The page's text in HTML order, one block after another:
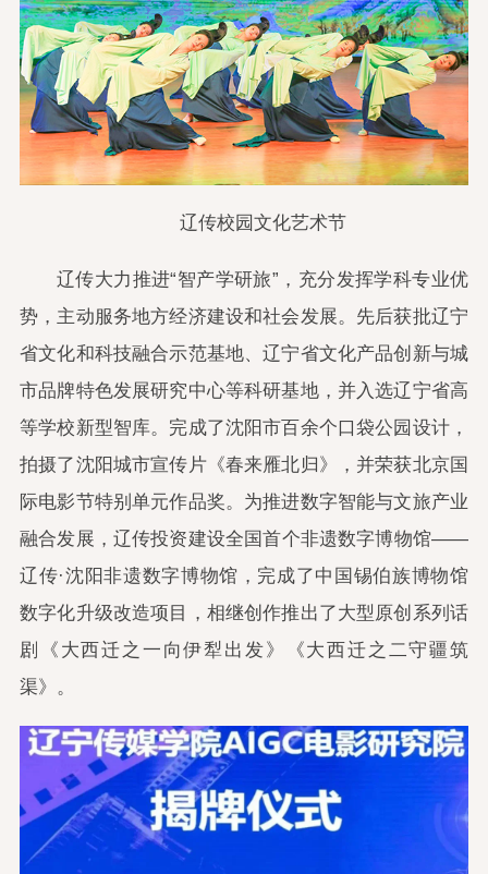
辽传校园文化艺术节
辽传大力推进“智产学研旅”，充分发挥学科专业优
势，主动服务地方经济建设和社会发展。先后获批辽宁
省文化和科技融合示范基地、辽宁省文化产品创新与城
市品牌特色发展研究中心等科研基地，并入选辽宁省高
等学校新型智库。完成了沈阳市百余个口袋公园设计，
拍摄了沈阳城市宣传片《春来雁北归》，并荣获北京国
际电影节特别单元作品奖。为推进数字智能与文旅产业
融合发展，辽传投资建设全国首个非遗数字博物馆——
辽传·沈阳非遗数字博物馆，完成了中国锡伯族博物馆
数字化升级改造项目，相继创作推出了大型原创系列话
剧《大西迁之一向伊犁出发》《大西迁之二守疆筑
渠》。